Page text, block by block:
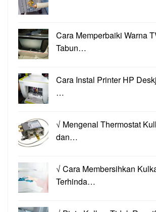
Cara Memperbaiki Warna
Tabun…
Cara Instal Printer HP
…
√ Mengenal Thermostat
dan…
√ Cara Membersihkan
Terhinda…